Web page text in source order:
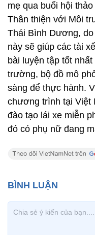
mẹ qua buổi hội
Thân thiện với Môi
Thái Bình Dương,
này sẽ giúp các tài
bài luyện tập tốt
trường, bộ đồ mô
sàng để thực hành.
chương trình tại Việt
đào tạo lái xe miễn
đó có phụ nữ đang